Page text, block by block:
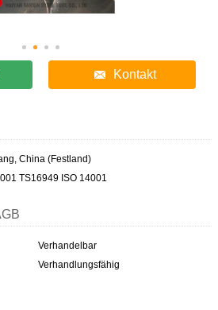
Kontakt
China (Festland)
TS16949 ISO 14001
Verhandelbar
Verhandlungsfähig